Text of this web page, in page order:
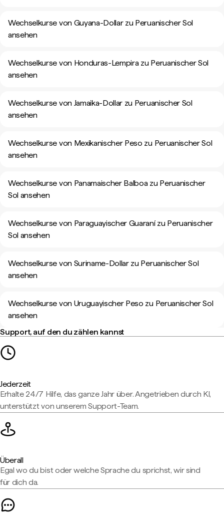
Wechselkurse von Guyana-Dollar zu Peruanischer Sol
ansehen
Wechselkurse von Honduras-Lempira zu Peruanischer Sol
ansehen
Wechselkurse von Jamaika-Dollar zu Peruanischer Sol
ansehen
Wechselkurse von Mexikanischer Peso zu Peruanischer Sol
ansehen
Wechselkurse von Panamaischer Balboa zu Peruanischer
Sol ansehen
Wechselkurse von Paraguayischer Guaraní zu Peruanischer
Sol ansehen
Wechselkurse von Suriname-Dollar zu Peruanischer Sol
ansehen
Wechselkurse von Uruguayischer Peso zu Peruanischer Sol
ansehen
Support, auf den du zählen kannst
Jederzeit
Erhalte 24/7 Hilfe, das ganze Jahr über. Angetrieben durch KI,
unterstützt von unserem Support-Team.
Überall
Egal wo du bist oder welche Sprache du sprichst, wir sind
für dich da.